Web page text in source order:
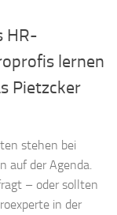
HR-
lernen
Pietzcker
stehen bei
auf der Agenda.
– oder sollten
in der